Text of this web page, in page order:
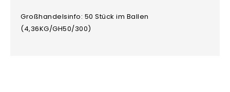
Großhandelsinfo: 50 Stück im Ballen
(4,36KG/GH50/300)